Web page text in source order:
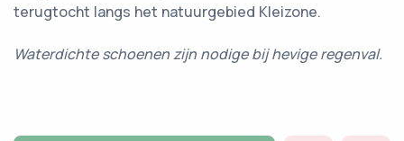
terugtocht langs het natuurgebied Kleizone.
Waterdichte schoenen zijn nodige bij hevige regenval.